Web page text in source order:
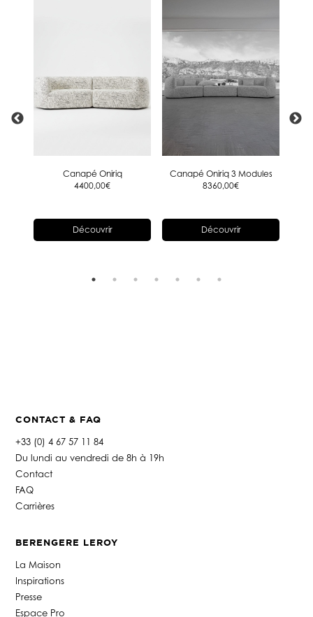
Canapé Oniriq
4400,00€
Découvrir
Canapé Oniriq 3 Modules
8360,00€
Découvrir
CONTACT & FAQ
+33 (0) 4 67 57 11 84
Du lundi au vendredi de 8h à 19h
Contact
FAQ
Carrières
BERENGERE LEROY
La Maison
Inspirations
Presse
Espace Pro